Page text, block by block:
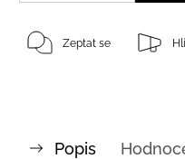
Zeptat se
Popis